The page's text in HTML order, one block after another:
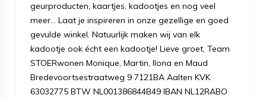
geurproducten, kaartjes, kadootjes en nog veel
meer... Laat je inspireren in onze gezellige en goed
gevulde winkel. Natuurlijk maken wij van elk
kadootje ook écht een kadootje! Lieve groet, Team
STOERwonen Monique, Martin, Ilona en Maud
Bredevoortsestraatweg 9 7121BA Aalten KVK
63032775 BTW NL001386844B49 IBAN NL12RABO